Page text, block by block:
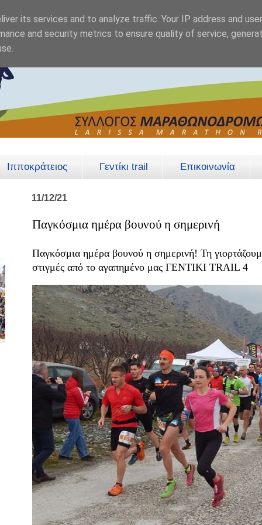
Ιπποκράτειος Γεντίκι trail Επικοινωνία
11/12/21
Παγκόσμια ημέρα βουνού η σημερινή
Παγκόσμια ημέρα βουνού η σημερινή! Τη
στιγμές από το αγαπημένο μας ΓΕΝΤΙΚΙ TRAIL 4
its services and to analyze traffic. Your IP address and
and security metrics to ensure quality of service,